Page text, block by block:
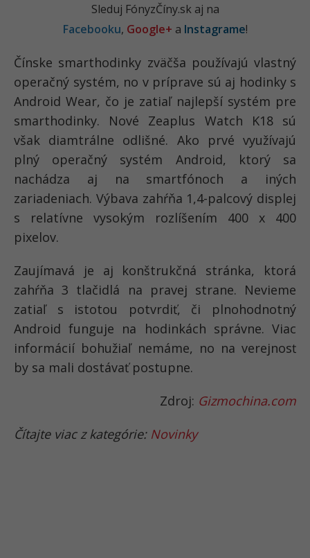
Sleduj FónyzČíny.sk aj na
Facebooku, Google+ a Instagrame!
Čínske smarthodinky zväčša používajú vlastný
operačný systém, no v príprave sú aj hodinky s
Android Wear, čo je zatiaľ najlepší systém pre
smarthodinky. Nové Zeaplus Watch K18 sú
však diamtrálne odlišné. Ako prvé využívajú
plný operačný systém Android, ktorý sa
nachádza aj na smartfónoch a iných
zariadeniach. Výbava zahŕňa 1,4-palcový displej
s relatívne vysokým rozlíšením 400 x 400
pixelov.
Zaujímavá je aj konštrukčná stránka, ktorá
zahŕňa 3 tlačidlá na pravej strane. Nevieme
zatiaľ s istotou potvrdiť, či plnohodnotný
Android funguje na hodinkách správne. Viac
informácií bohužiaľ nemáme, no na verejnosť
by sa mali dostávať postupne.
Zdroj: Gizmochina.com
Čítajte viac z kategórie: Novinky